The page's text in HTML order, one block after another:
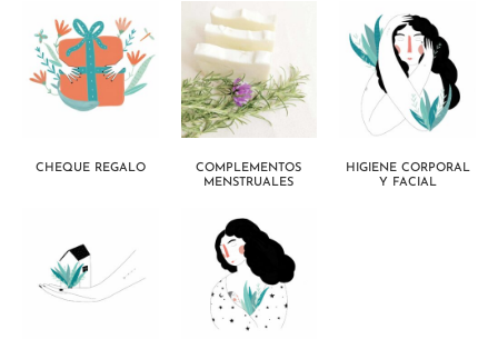
CHEQUE REGALO
COMPLEMENTOS
MENSTRUALES
HIGIENE CORPORAL
Y FACIAL